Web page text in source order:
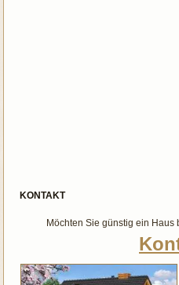
KONTAKT
Möchten Sie günstig ein